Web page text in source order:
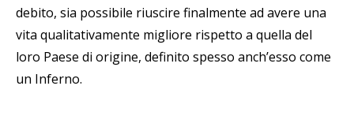
debito, sia possibile riuscire finalmente ad avere una
vita qualitativamente migliore rispetto a quella del
loro Paese di origine, definito spesso anch’esso come
un Inferno.